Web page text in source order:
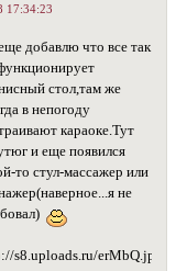
17:34:23
добавлю что все так
стол,там же
в непогоду
караоке.Тут
и еще появился
то стул-массажер или
не